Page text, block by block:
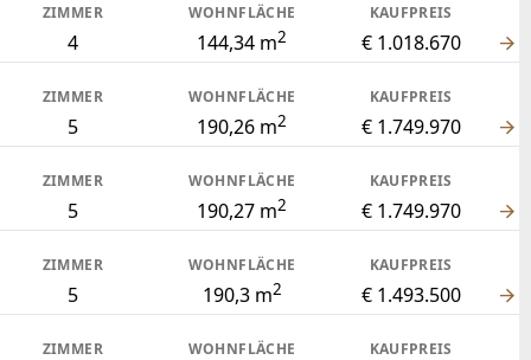
ZIMMER
4
WOHNFLÄCHE
144,34 m2
KAUFPREIS
€ 1.018.670
ZIMMER
5
WOHNFLÄCHE
190,26 m2
KAUFPREIS
€ 1.749.970
ZIMMER
5
WOHNFLÄCHE
190,27 m2
KAUFPREIS
€ 1.749.970
ZIMMER
5
WOHNFLÄCHE
190,3 m2
KAUFPREIS
€ 1.493.500
ZIMMER WOHNFLÄCHE KAUFPREIS